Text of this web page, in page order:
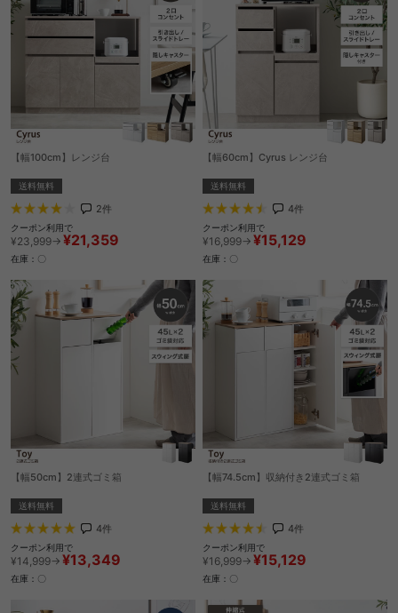
【幅100cm】レンジ台
送料無料
2件
クーポン利用で
¥23,999→ ¥21,359
在庫：〇
【幅60cm】Cyrus レンジ台
送料無料
4件
クーポン利用で
¥16,999→ ¥15,129
在庫：〇
【幅50cm】2連式ゴミ箱
送料無料
4件
クーポン利用で
¥14,999→ ¥13,349
在庫：〇
【幅74.5cm】収納付き2連式ゴミ箱
送料無料
4件
クーポン利用で
¥16,999→ ¥15,129
在庫：〇